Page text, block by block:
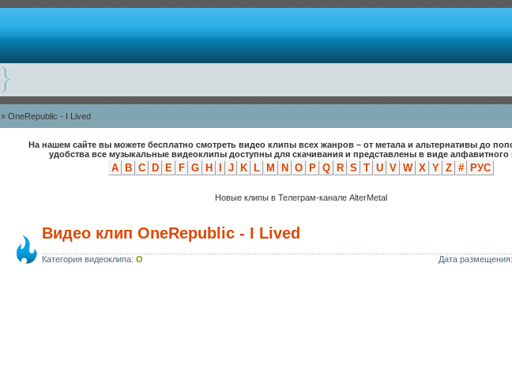
» OneRepublic - I Lived
На нашем сайте вы можете бесплатно смотреть видео клипы всех жанров – от метала и альтернативы до
удобства все музыкальные видеоклипы доступны для скачивания и представлены в виде алфавитного
A B C D E F G H J K L M N O P Q R S T U V W X Y Z # РУС
Новые клипы в Телеграм-канале AlterMetal
Видео клип OneRepublic - I Lived
Категория видеоклипа: O Дата размещения: